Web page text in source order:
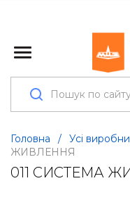
Головна / Усі
ЖИВЛЕННЯ
011 СИСТЕМА